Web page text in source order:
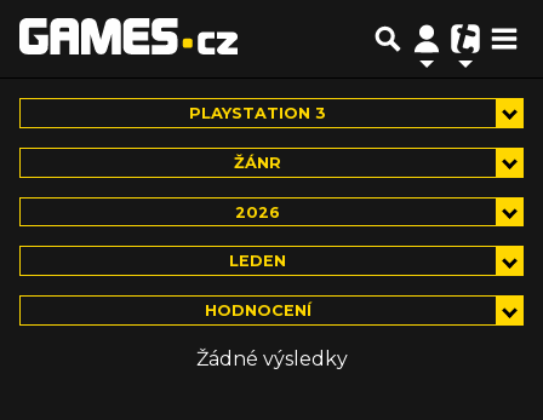
PLAYSTATION 3
ŽÁNR
2026
LEDEN
HODNOCENÍ
Žádné výsledky